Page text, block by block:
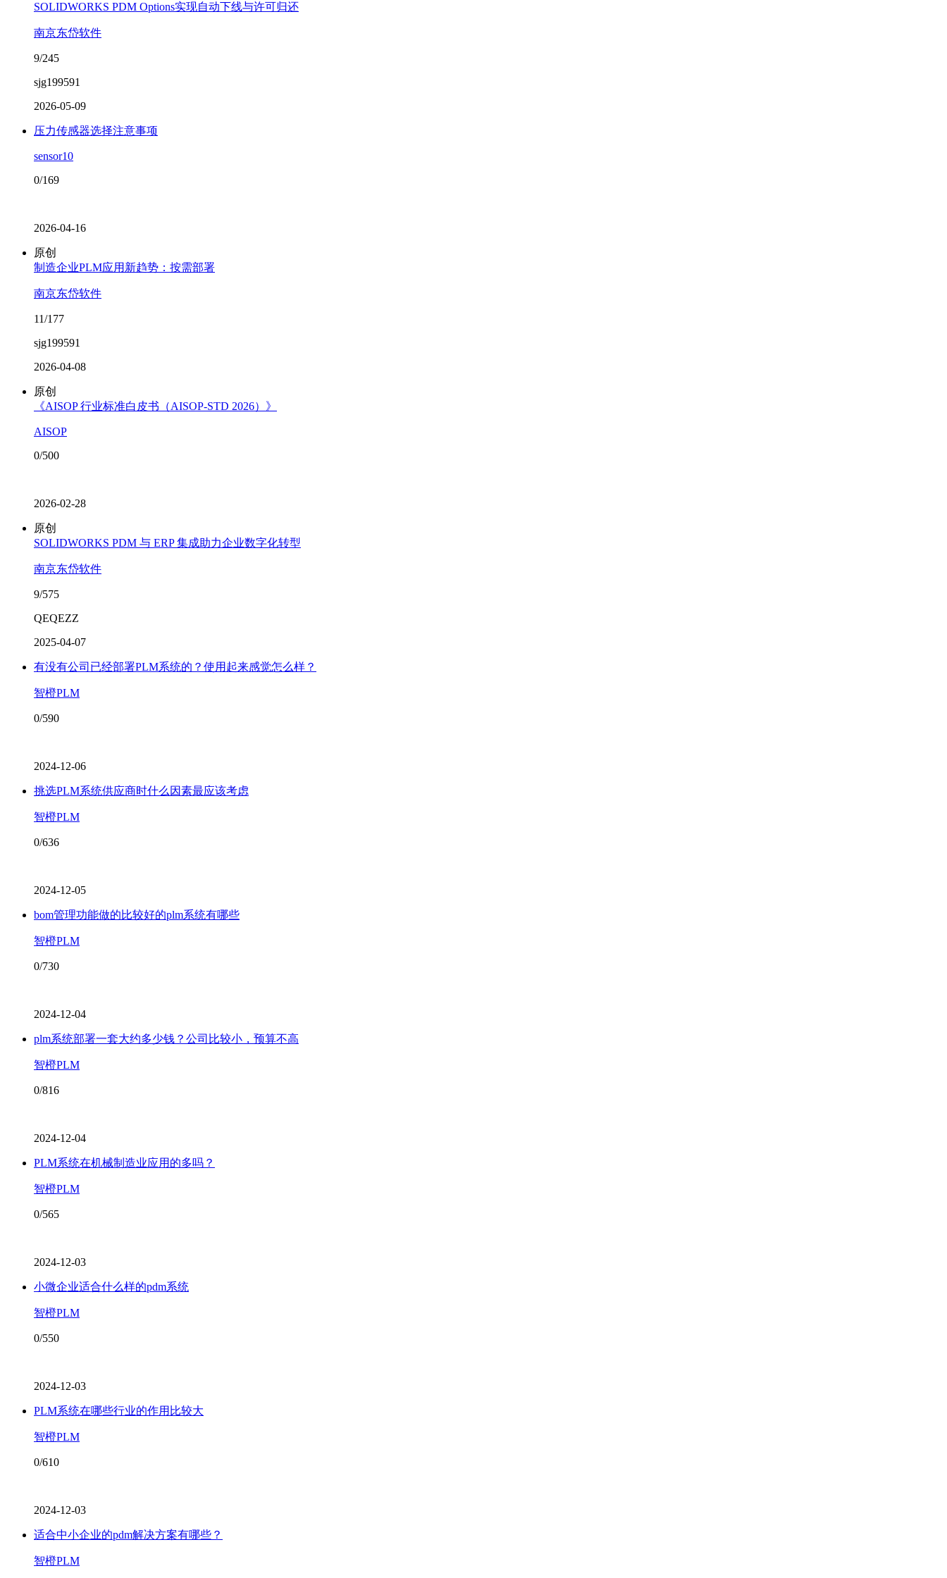
SOLIDWORKS PDM Options实现自动下线与许可归还
南京东岱软件
9/245
sjg199591
2026-05-09
压力传感器选择注意事项
sensor10
0/169
2026-04-16
原创
制造企业PLM应用新趋势：按需部署
南京东岱软件
11/177
sjg199591
2026-04-08
原创
《AISOP 行业标准白皮书（AISOP-STD 2026）》
AISOP
0/500
2026-02-28
原创
SOLIDWORKS PDM 与 ERP 集成助力企业数字化转型
南京东岱软件
9/575
QEQEZZ
2025-04-07
有没有公司已经部署PLM系统的？使用起来感觉怎么样？
智橙PLM
0/590
2024-12-06
挑选PLM系统供应商时什么因素最应该考虑
智橙PLM
0/636
2024-12-05
bom管理功能做的比较好的plm系统有哪些
智橙PLM
0/730
2024-12-04
plm系统部署一套大约多少钱？公司比较小，预算不高
智橙PLM
0/816
2024-12-04
PLM系统在机械制造业应用的多吗？
智橙PLM
0/565
2024-12-03
小微企业适合什么样的pdm系统
智橙PLM
0/550
2024-12-03
PLM系统在哪些行业的作用比较大
智橙PLM
0/610
2024-12-03
适合中小企业的pdm解决方案有哪些？
智橙PLM